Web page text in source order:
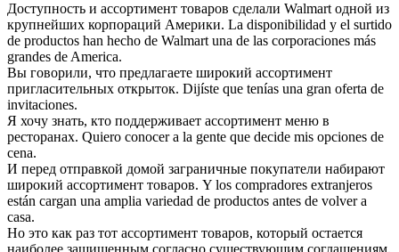
Доступность и ассортимент товаров сделали Walmart одной из
крупнейших корпораций Америки. La disponibilidad y el surtido
de productos han hecho de Walmart una de las corporaciones más
grandes de America.
Вы говорили, что предлагаете широкий ассортимент
пригласительных открыток. Dijíste que tenías una gran oferta de
invitaciones.
Я хочу знать, кто поддерживает ассортимент меню в
ресторанах. Quiero conocer a la gente que decide mis opciones de
cena.
И перед отправкой домой заграничные покупатели набирают
широкий ассортимент товаров. Y los compradores extranjeros
están cargan una amplia variedad de productos antes de volver a
casa.
Но это как раз тот ассортимент товаров, который остается